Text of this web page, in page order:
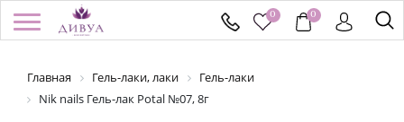
0 0
Войти / Регистрация
Здравствуйте! Что вы ищете?
Главная Гель-лаки, лаки
Гель-лаки
Nik nails Гель-лак Potal №07, 8г